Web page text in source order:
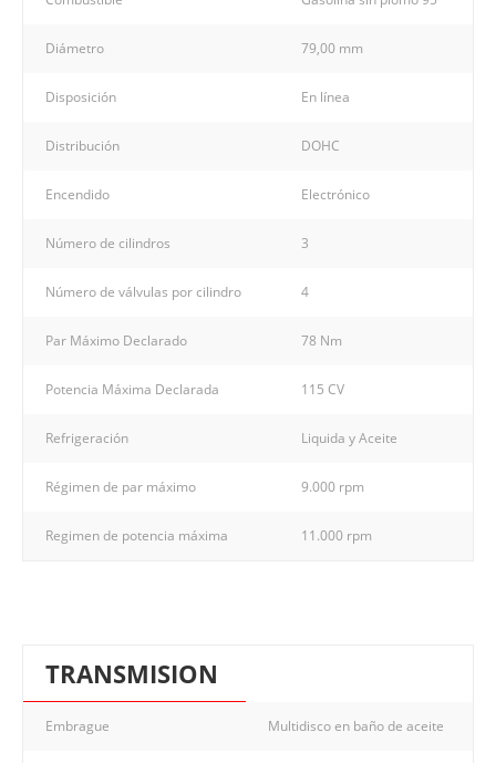
Diámetro 79,00 mm
Disposición En línea
Distribución DOHC
Encendido Electrónico
Número de cilindros 3
Número de válvulas por cilindro 4
Par Máximo Declarado 78 Nm
Potencia Máxima Declarada 115 CV
Refrigeración Liquida y Aceite
Régimen de par máximo 9.000 rpm
Regimen de potencia máxima 11.000 rpm
TRANSMISION
Embrague Multidisco en baño de aceite